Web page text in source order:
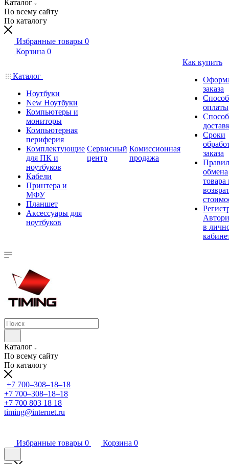
Каталог
По всему сайту
По каталогу
Избранные товары 0
Корзина 0
Каталог
Ноутбуки
New Ноутбуки
Компьютеры и
мониторы
Компьютерная
периферия
Комплектующие
для ПК и
ноутбуков
Кабели
Принтера и
МФУ
Планшет
Аксессуары для
ноутбуков
Сервисный
центр
Комиссионная
продажа
Как купить
заказа
оплаты
Сроки
заказа
обмена
товара
в
Каталог
По всему сайту
По каталогу
+7 700‒308‒18‒18
+7 700‒308‒18‒18
+7 700 803 18 18
timing@internet.ru
Избранные товары 0 Корзина 0